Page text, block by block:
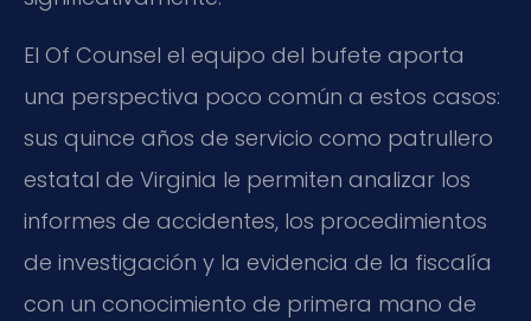
El Of Counsel el equipo del bufete aporta
una perspectiva poco común a estos casos:
sus quince años de servicio como patrullero
estatal de Virginia le permiten analizar los
informes de accidentes, los procedimientos
de investigación y la evidencia de la fiscalía
con un conocimiento de primera mano de